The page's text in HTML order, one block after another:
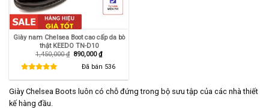
Giày nam Chelsea Boot cao cấp da bò
thật KEEDO TN-D10
1,450,000₫ Giá
890,000₫Giá
hiện
tại
Đã bán 536
Giày Chelsea Boots luôn có chỗ đứng trong bộ sưu tập của các nhà thiết
kế hàng đầu.